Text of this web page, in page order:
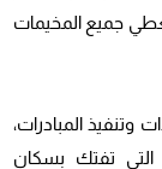
جميع المخيمات
وتنفيذ المبادرات،
تفتك بسكان